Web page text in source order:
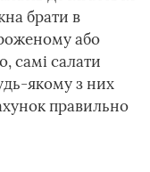
брати в
або
самі салати
якому з них
правильно